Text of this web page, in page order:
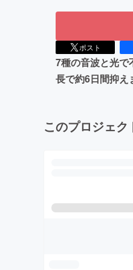
ポスト
7種の音波と光で
長で約6日間抑え
このプロジェ